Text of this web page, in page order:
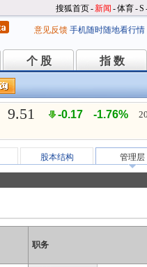
搜狐首页-新闻 -体育-S
意见反馈 手机随时随地看行情
个 股
个 股 指 数
指 数
9.51 -0.17 -1.76%
股本结构 管理层
职务